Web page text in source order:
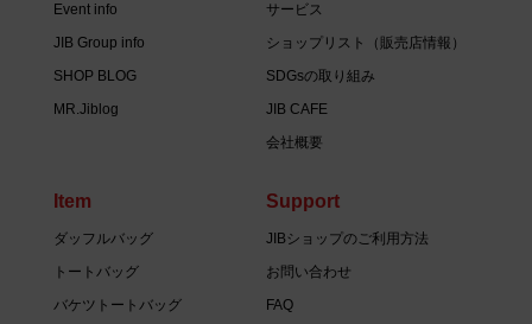
Event info
JIB Group info
SHOP BLOG
MR.Jiblog
サービス
ショップリスト（販売店情報）
SDGsの取り組み
JIB CAFE
会社概要
Item
ダッフルバッグ
トートバッグ
バケツトートバッグ
Support
JIBショップのご利用方法
お問い合わせ
FAQ